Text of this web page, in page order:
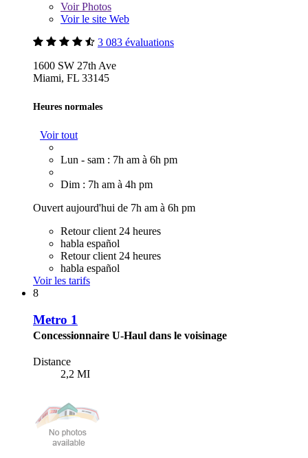
VoirPhotos
Voir le site Web
3 083 évaluations
1600 SW 27th Ave
Miami, FL 33145
Heures normales
Voir tout
Lun - sam : 7h am à 6h pm
Dim : 7h am à 4h pm
Ouvert aujourd'hui de 7h am à 6h pm
Retour client 24 heures
habla español
Retour client 24 heures
habla español
Voir les tarifs
8
Metro 1
Concessionnaire U-Haul dans le voisinage
Distance
2,2 MI